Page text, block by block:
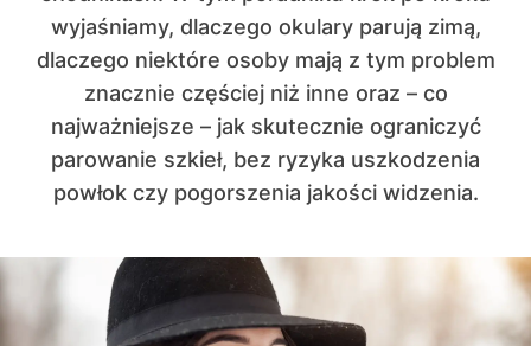
wyjaśniamy, dlaczego okulary parują zimą,
dlaczego niektóre osoby mają z tym problem
znacznie częściej niż inne oraz – co
najważniejsze – jak skutecznie ograniczyć
parowanie szkieł, bez ryzyka uszkodzenia
powłok czy pogorszenia jakości widzenia.